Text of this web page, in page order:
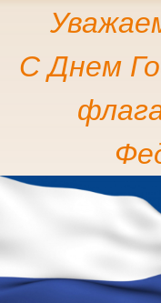
С Днем